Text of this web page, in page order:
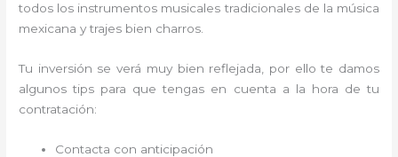
todos los instrumentos musicales tradicionales de la música
mexicana y trajes bien charros.
Tu inversión se verá muy bien reflejada, por ello te damos
algunos tips para que tengas en cuenta a la hora de tu
contratación:
Contacta con anticipación